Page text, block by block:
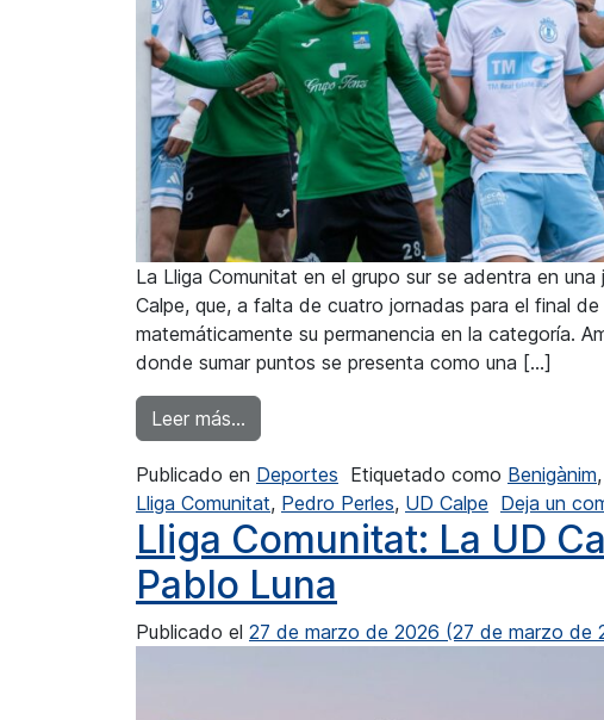
La Lliga Comunitat en el grupo sur se adentra en
Calpe, que, a falta de cuatro jornadas para el final
matemáticamente su permanencia en la categoría.
donde sumar puntos se presenta como una […]
Leer más…
Publicado en Deportes Etiquetado como Benigànim,
Lliga Comunitat, Pedro Perles, UD Calpe Deja un
Lliga Comunitat: La UD
Pablo Luna
Publicado el 27 de marzo de 2026 (27 de marzo de